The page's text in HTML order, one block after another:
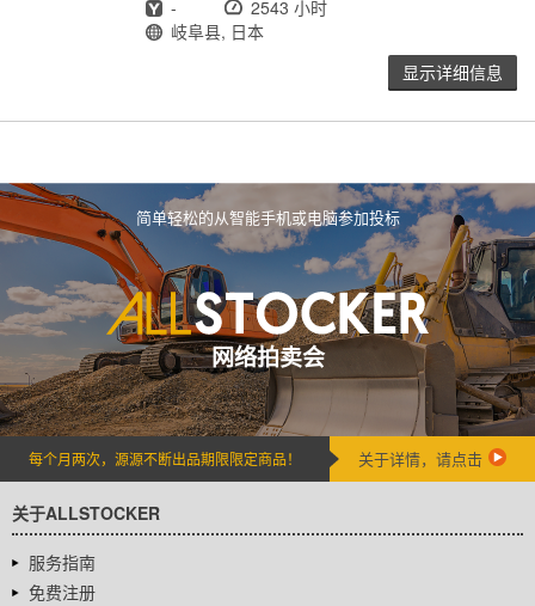
-
2543 小时
地点
岐阜县, 日本
显示详细信息
简单轻松的从智能手机或电脑参加投标
网络拍卖会
每个月两次，源源不断出品期限限定商品！ 关于详情，请点击
关于ALLSTOCKER
服务指南
免费注册